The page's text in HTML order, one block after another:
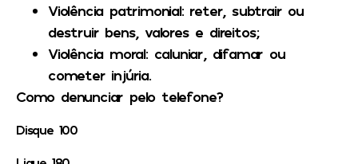
Violência patrimonial:reter, subtrair ou
destruir bens, valores e direitos;
Violência moral:caluniar, difamar ou
cometer injúria.
Como denunciar pelo telefone?
Disque 100